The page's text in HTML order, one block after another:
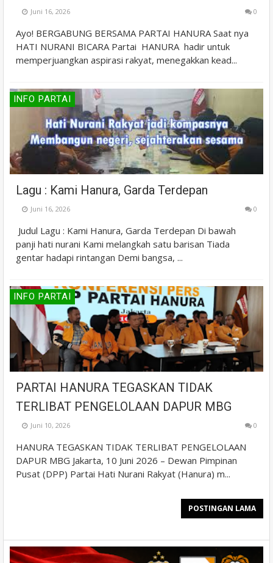
Juni 16, 2026 0
Ayo! BERGABUNG BERSAMA PARTAI HANURA Saat nya
HATI NURANI BICARA Partai HANURA hadir untuk
memperjuangkan aspirasi rakyat, menegakkan kead...
INFO PARTAI
Lagu : Kami Hanura, Garda Terdepan
Juni 16, 2026 0
Judul Lagu : Kami Hanura, Garda Terdepan Di bawah
panji hati nurani Kami melangkah satu barisan Tiada
gentar hadapi rintangan Demi bangsa, ...
INFO PARTAI
PARTAI HANURA TEGASKAN TIDAK
TERLIBAT PENGELOLAAN DAPUR MBG
Juni 10, 2026 0
HANURA TEGASKAN TIDAK TERLIBAT PENGELOLAAN
DAPUR MBG Jakarta, 10 Juni 2026 – Dewan Pimpinan
Pusat (DPP) Partai Hati Nurani Rakyat (Hanura) m...
POSTINGAN LAMA